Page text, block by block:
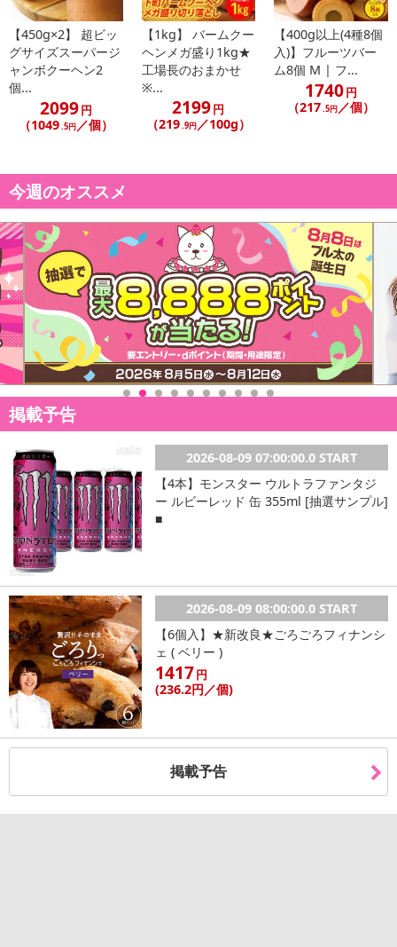
【450g×2】 超ビッ
グサイズスーパージ
ャンボクーヘン2
個...
2099円
（1049.5円／個）
【1kg】 バームクー
ヘンメガ盛り1kg★
工場長のおまかせ
※...
2199円
（219.9円／100g）
【400g以上(4種8個
入)】フルーツバー
ム8個 M | フ...
1740円
（217.5円 ／個）
今週のオススメ
掲載予告
2026-08-09 07:00:00.0 START
【4本】モンスター ウルトラファンタジ
ー ルビーレッド 缶 355ml [抽選サンプル]
■
2026-08-09 08:00:00.0 START
【6個入】★新改良★ごろごろフィナンシ
ェ ( ベリー )
1417円
(236.2円／個)
掲載予告